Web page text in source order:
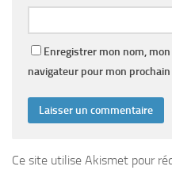
Enregistrer mon nom,
navigateur pour mon
Ce site utilise Akismet pour